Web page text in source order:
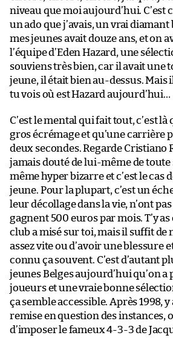
niveau que moi aujourd’hui. C’est
un ado que j’avais, un vrai
mes jeunes avait douze ans, et on
l’équipe d’Eden Hazard, une
souviens très bien, car il avait une
jeune, il était bien au-dessus. Mais
tu vois où est Hazard aujourd’hui…
C’est le mental qui fait tout, c’est là
gros écrémage et qu’une carrière
deux secondes. Regarde Cristiano
jamais douté de lui-même de toute
même hyper bizarre et c’est le cas
jeune. Pour la plupart, c’est un
leur décollage dans la vie, n’ont
gagnent 500 euros par mois. T’y
club a misé sur toi, mais il suffit de
assez vite ou d’avoir une blessure et
connu ça souvent. C’est d’autant
jeunes Belges aujourd’hui qu’on a
joueurs et une vraie bonne
ça semble accessible. Après 1998,
remise en question des instances,
d’imposer le fameux 4-3-3 de